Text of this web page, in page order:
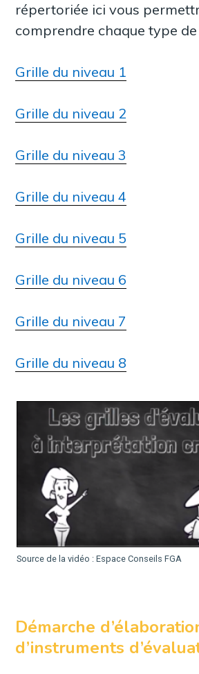
répertoriée ici vous
comprendre chaque type
Grille du niveau 1
Grille du niveau 2
Grille du niveau 3
Grille du niveau 4
Grille du niveau 5
Grille du niveau 6
Grille du niveau 7
Grille du niveau 8
Source de la vidéo : Espace Conseils FGA
Démarche
d’instruments